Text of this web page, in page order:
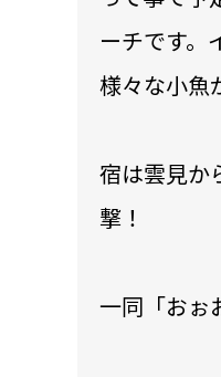
ーチです。
様々な小魚
宿は雲見か
撃！
一同「おぉ